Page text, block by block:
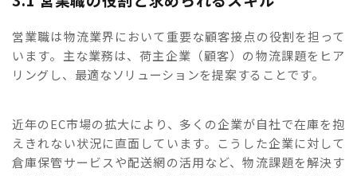
営業職は物流業界において重要な顧客接点の役割を担って
います。主な業務は、荷主企業（顧客）の物流課題をヒア
リングし、最適なソリューションを提案することです。
近年のEC市場の拡大により、多くの企業が自社で在庫を抱
えきれない状況に直面しています。こうした企業に対して
倉庫保管サービスや配送網の活用など、物流課題を解決す